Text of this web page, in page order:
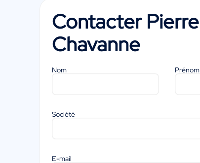
Contacter Pierre
Chavanne
Nom Prénom
Société
E-mail